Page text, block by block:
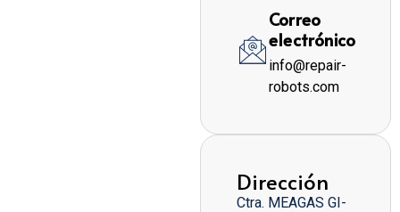
Correo
electrónico
info@repair-
robots.com
Dirección
Ctra. MEAGAS GI-